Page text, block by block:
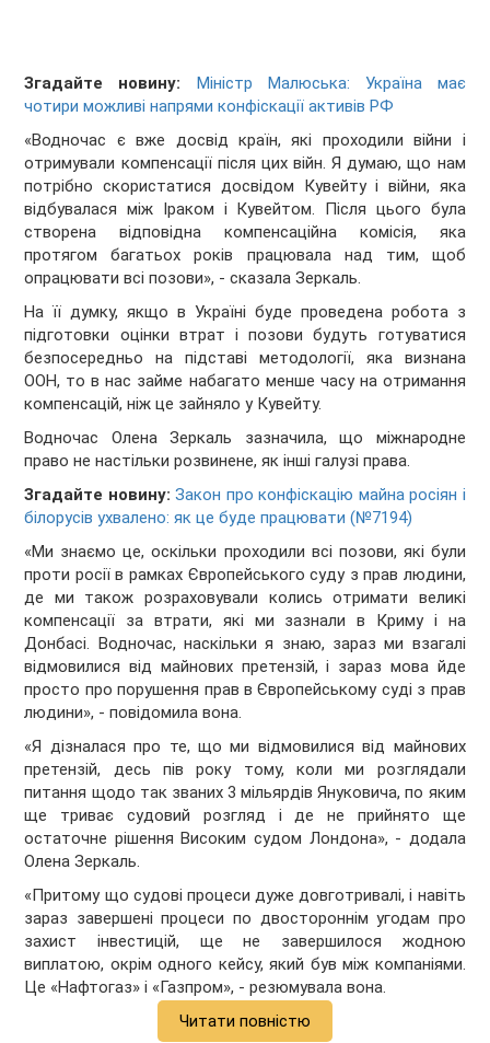
Згадайте новину:
Міністр Малюська: Україна має
чотири можливі напрями конфіскації активів РФ
«Водночас є вже досвід країн, які проходили війни і
отримували компенсації після цих війн. Я думаю, що нам
потрібно скористатися досвідом Кувейту і війни, яка
відбувалася між Іраком і Кувейтом. Після цього була
створена відповідна компенсаційна комісія, яка
протягом багатьох років працювала над тим, щоб
опрацювати всі позови», - сказала Зеркаль.
На її думку, якщо в Україні буде проведена робота з
підготовки оцінки втрат і позови будуть готуватися
безпосередньо на підставі методології, яка визнана
ООН, то в нас займе набагато менше часу на отримання
компенсацій, ніж це зайняло у Кувейту.
Водночас Олена Зеркаль зазначила, що міжнародне
право не настільки розвинене, як інші галузі права.
Згадайте новину: Закон про конфіскацію майна росіян і
білорусів ухвалено: як це буде працювати (№7194)
«Ми знаємо це, оскільки проходили всі позови, які були
проти росії в рамках Європейського суду з прав людини,
де ми також розраховували колись отримати великі
компенсації за втрати, які ми зазнали в Криму і на
Донбасі. Водночас, наскільки я знаю, зараз ми взагалі
відмовилися від майнових претензій, і зараз мова йде
просто про порушення прав в Європейському суді з прав
людини», - повідомила вона.
«Я дізналася про те, що ми відмовилися від майнових
претензій, десь пів року тому, коли ми розглядали
питання щодо так званих 3 мільярдів Януковича, по яким
ще триває судовий розгляд і де не прийнято ще
остаточне рішення Високим судом Лондона», - додала
Олена Зеркаль.
«Притому що судові процеси дуже довготривалі, і навіть
зараз завершені процеси по двостороннім угодам про
захист інвестицій, ще не завершилося жодною
виплатою, окрім одного кейсу, який був між компаніями.
Це «Нафтогаз» і «Газпром», - резюмувала вона.
Читати повністю